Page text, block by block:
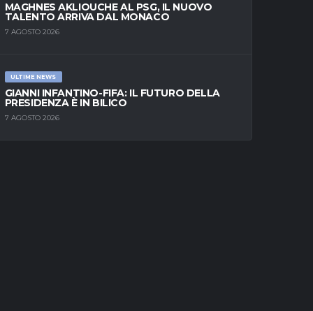
MAGHNES AKLIOUCHE AL PSG, IL NUOVO
TALENTO ARRIVA DAL MONACO
7 AGOSTO 2026
ULTIME NEWS
GIANNI INFANTINO-FIFA: IL FUTURO DELLA
PRESIDENZA È IN BILICO
7 AGOSTO 2026